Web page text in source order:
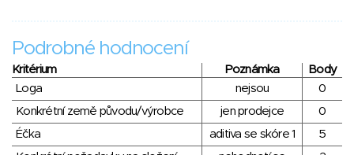
Podrobné hodnocení
Kritérium Poznámka
Body
Loga
nejsou
0
Konkrétní země původu/výrobce
jen prodejce
0
Éčka
aditiva se skóre 1
5